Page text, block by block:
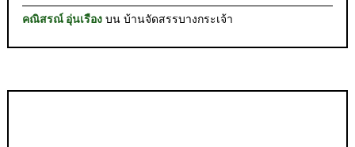
คณิสรณ์ อุ่นเรือง บนบ้านจัดสรรบางกระเจ้า